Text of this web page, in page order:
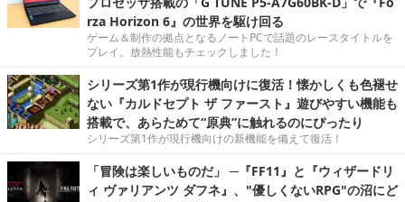
rza Horizon 6』の世界を駆け回る
ゲーム＆制作の拠点となるノートPCで話題のレースタイトルを
プレイ。放熱性能もチェックしました！
シリーズ第1作が現行機向けに復活！懐かしくも色褪せ
ない『カルドセプト ザ ファースト』遊びやすい機能も
搭載で、あらためて“原典”に触れるのにぴったり
シリーズ第1作が現行機向けの新機能を備えて復活！
「冒険は楽しいものだ」 ─『FF11』と『ウィザードリ
ィ ヴァリアンツ ダフネ』、"優しくないRPG"の沼にど